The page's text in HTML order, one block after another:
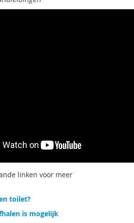
linken voor meer
toilet?
is mogelijk